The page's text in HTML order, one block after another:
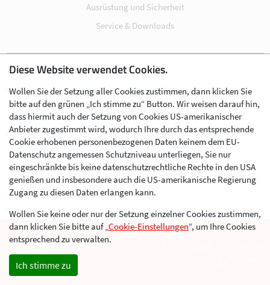
Ausrüstung und Sicherheit
Service & Downloads
Impressum
Datenschutz
Cookie-Einstellungen
AGB
Kontakt
Werben im Skibergsteigen
© 2026 Skimo Austria
Diese Website verwendet Cookies.
Wollen Sie der Setzung aller Cookies zustimmen, dann klicken Sie
bitte auf den grünen „Ich stimme zu“ Button. Wir weisen darauf hin,
dass hiermit auch der Setzung von Cookies US-amerikanischer
Anbieter zugestimmt wird, wodurch Ihre durch das entsprechende
Cookie erhobenen personenbezogenen Daten keinem dem EU-
Datenschutz angemessen Schutzniveau unterliegen, Sie nur
eingeschränkte bis keine datenschutzrechtliche Rechte in den USA
genießen und insbesondere auch die US-amerikanische Regierung
Zugang zu diesen Daten erlangen kann.
Wollen Sie keine oder nur der Setzung einzelner Cookies zustimmen,
dann klicken Sie bitte auf „Cookie-Einstellungen“, um Ihre Cookies
entsprechend zu verwalten.
Ich stimme zu